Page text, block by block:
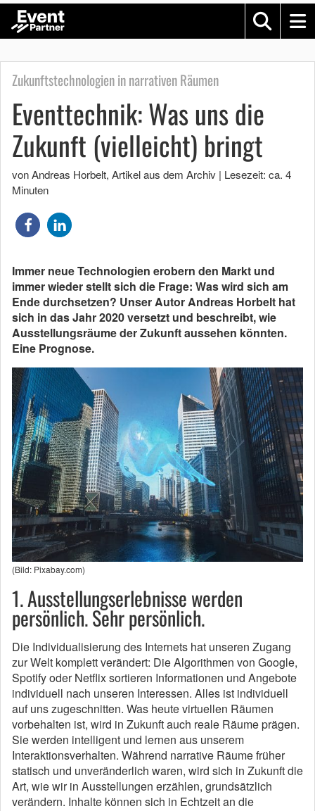
Zukunftstechnologien in narrativen Räumen
Eventtechnik: Was uns die
Zukunft (vielleicht) bringt
von Andreas Horbelt, Artikel aus dem Archiv | Lesezeit: ca. 4
Minuten
Immer neue Technologien erobern den Markt und
immer wieder stellt sich die Frage: Was wird sich am
Ende durchsetzen? Unser Autor Andreas Horbelt hat
sich in das Jahr 2020 versetzt und beschreibt, wie
Ausstellungsräume der Zukunft aussehen könnten.
Eine Prognose.
(Bild: Pixabay.com)
1. Ausstellungserlebnisse werden
persönlich. Sehr persönlich.
Die Individualisierung des Internets hat unseren Zugang
zur Welt komplett verändert: Die Algorithmen von Google,
Spotify oder Netflix sortieren Informationen und Angebote
individuell nach unseren Interessen. Alles ist individuell
auf uns zugeschnitten. Was heute virtuellen Räumen
vorbehalten ist, wird in Zukunft auch reale Räume prägen.
Sie werden intelligent und lernen aus unserem
Interaktionsverhalten. Während narrative Räume früher
statisch und unveränderlich waren, wird sich in Zukunft die
Art, wie wir in Ausstellungen erzählen, grundsätzlich
verändern. Inhalte können sich in Echtzeit an die